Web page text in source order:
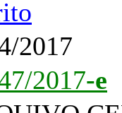
2017
2017-e